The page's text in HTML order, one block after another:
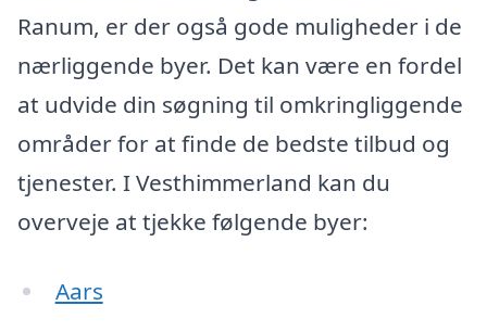
Ranum, er der også gode muligheder i de
nærliggende byer. Det kan være en fordel
at udvide din søgning til omkringliggende
områder for at finde de bedste tilbud og
tjenester. I Vesthimmerland kan du
overveje at tjekke følgende byer:
Aars